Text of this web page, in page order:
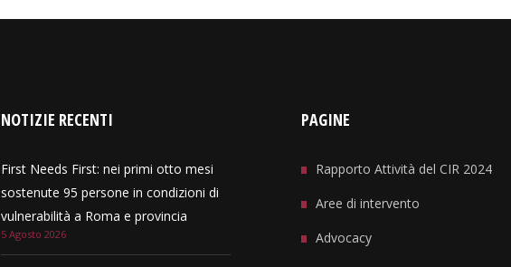
NOTIZIE RECENTI
First Needs First: nei primi otto mesi
sostenute 95 persone in condizioni di
vulnerabilità a Roma e provincia
5 Agosto 2026
PAGINE
Rapporto Attività del CIR 2024
Aree di intervento
Advocacy